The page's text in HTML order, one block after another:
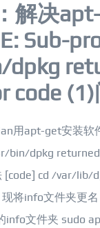
解决
Sub-
code
用apt-get安装软
bin/dpkg
[code] cd /var/lib/
将info文件夹更
info文件夹 sudo